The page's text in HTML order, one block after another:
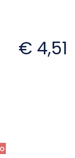
€ 4,51